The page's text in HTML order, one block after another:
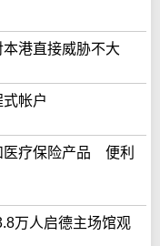
港直接威胁不大
帐户
医疗保险产品 便利
万人启德主场馆观